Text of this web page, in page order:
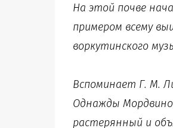
На этой почве
примером всему
воркутинского
Вспоминает Г. М.
Однажды
растерянный и